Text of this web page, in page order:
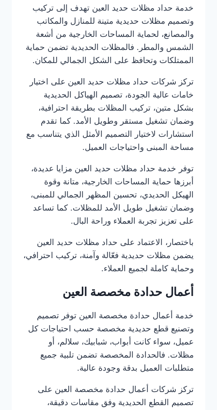
خدمة حداد مظلات حديد العين تهدف إلى تركيب
وتصميم مظلات حديدية متينة للمنازل والمكاتب
والمصانع، لحماية المساحات الخارجية من أشعة
الشمس والمطر. فالمظلات الحديدية تضمن حماية
الممتلكات وتحافظ على الشكل الجمالي للمكان.
تركز شركات حداد مظلات حديد العين على اختيار
خامات عالية الجودة، تصميم الهياكل الحديدية
بشكل متين، تركيب المظلات بطريقة احترافية،
وضمان تشغيل مستقر وطويل الأمد. كما تقدم
استشارات لاختيار التصميم الأمثل الذي يتناسب مع
مساحة المبنى واحتياجات العميل.
توفر خدمة حداد مظلات حديد العين مزايا عديدة،
أبرزها حماية المساحات الخارجية، متانة وقوة
الهيكل الحديدي، تحسين المظهر الجمالي للمبنى،
وضمان تشغيل طويل الأمد للمظلات. كما تساعد
على تعزيز تجربة العملاء وراحة البال.
باختصار، الاعتماد على حداد مظلات حديد العين
يضمن مظلات حديدية فعّالة وآمنة، تركيب احترافي،
وحماية كاملة لجميع العملاء.
أعمال حدادة مخصصة العين
خدمة أعمال حدادة مخصصة العين توفر تصميم
وتصنيع قطع حديدية مخصصة حسب احتياجات كل
عميل، سواء كانت أبواب، شبابيك، سلالم، أو
مظلات. فالحدادة المخصصة تضمن تلبية جميع
متطلبات العميل بدقة وجودة عالية.
تركز شركات أعمال حدادة مخصصة العين على
تصميم القطع الحديدية وفق مقاسات دقيقة،